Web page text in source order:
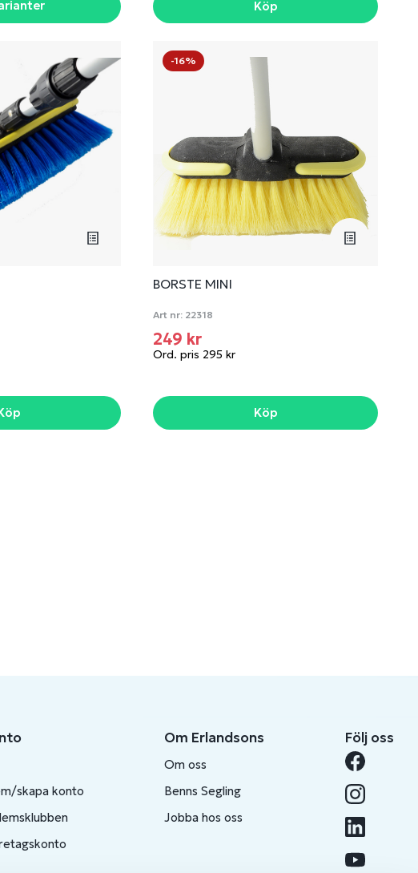
Köp
-16%
BORSTE MINI
Art nr: 22318
249 kr
Ord. pris 295 kr
Köp
skapa konto
Om Erlandsons
Om oss
Benns Segling
Jobba hos oss
Följ oss